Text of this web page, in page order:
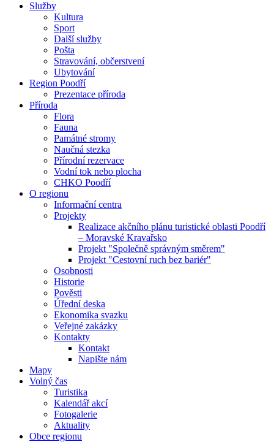
Služby
Kultura
Sport
Další služby
Pošta
Stravování, občerstvení
Ubytování
Region Poodří
Prezentace příroda
Příroda
Flora
Fauna
Památné stromy
Naučná stezka
Přírodní rezervace
Vodní tok nebo plocha
CHKO Poodří
O regionu
Informační centra
Projekty
Realizace akčního plánu turistické oblasti Poodří
– Moravské Kravařsko
Projekt "Společně správným směrem"
Projekt "Cestovní ruch bez bariér"
Osobnosti
Historie
Pověsti
Úřední deska
Ekonomika svazku
Veřejné zakázky
Kontakty
Kontakt
Napište nám
Mapy
Volný čas
Turistika
Kalendář akcí
Fotogalerie
Aktuality
Obce regionu